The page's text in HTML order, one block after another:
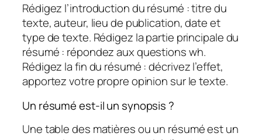
Rédigez l’introduction du résumé : titre du
texte, auteur, lieu de publication, date et
type de texte. Rédigez la partie principale du
résumé : répondez aux questions wh.
Rédigez la fin du résumé : décrivez l’effet,
apportez votre propre opinion sur le texte.
Un résumé est-il un synopsis ?
Une table des matières ou un résumé est un